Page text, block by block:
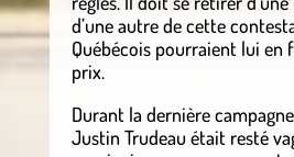
d’une autre de cette
Québécois pourraient lui en
prix.
Durant la dernière
Justin Trudeau était resté